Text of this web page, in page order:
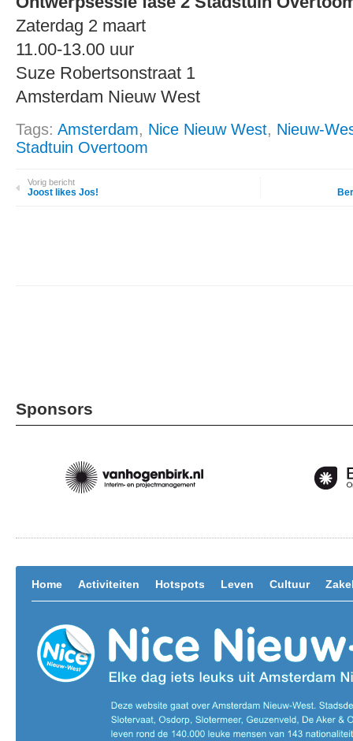
Zaterdag 2 maart
11.00-13.00 uur
Suze Robertsonstraat 1
Amsterdam Nieuw West
Tags: Amsterdam, Nice Nieuw West, Nieuw-
Stadtuin Overtoom
Vorig bericht
Joost likes Jos!
Sponsors
Home Activiteiten Hotspots Leven Cultuur